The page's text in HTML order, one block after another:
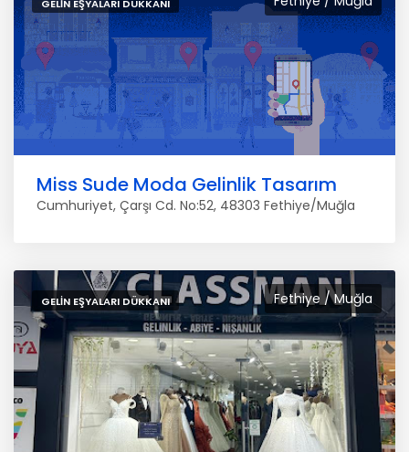
GELIN EŞYALARI DÜKKANI
Miss Sude Moda Gelinlik Tasarım
Cumhuriyet, Çarşı Cd. No:52, 48303 Fethiye/Muğla
Fethiye / Muğla
GELIN EŞYALARI DÜKKANI